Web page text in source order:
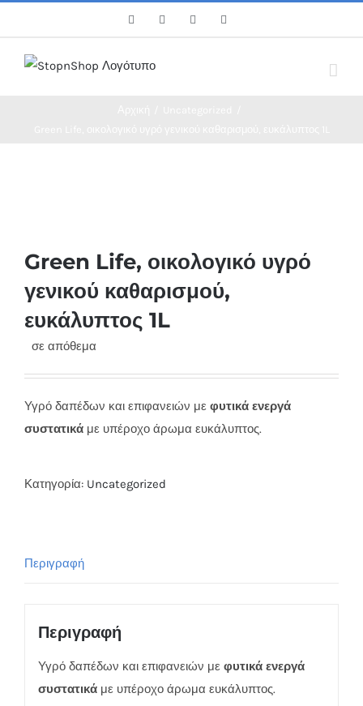
content
FacebookTwitter Instagram
Green Life, οικολογικό υγρό
γενικού καθαρισμού,
ευκάλυπτος 1L
σε απόθεμα
Υγρό δαπέδων και επιφανειών με φυτικά ενεργά
συστατικά με υπέροχο άρωμα ευκάλυπτος.
Κατηγορία: Uncategorized
Περιγραφή
Περιγραφή
Υγρό δαπέδων και επιφανειών με φυτικά ενεργά
συστατικάμε υπέροχο άρωμα ευκάλυπτος.